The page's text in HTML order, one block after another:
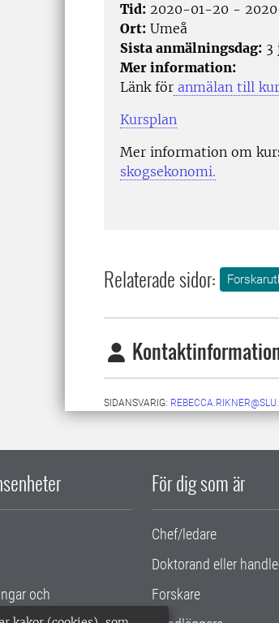
Tid: 2020-01-20 -
Ort: Umeå
Sista anmälningsdag: 3
Mer information:
Länk för anmälan till
Kursplan
Mer information om
skogsekonomi.
Relaterade sidor:
SIDANSVARIG:
och
För dig som är
Chef/ledare
Doktorand eller
Forskare